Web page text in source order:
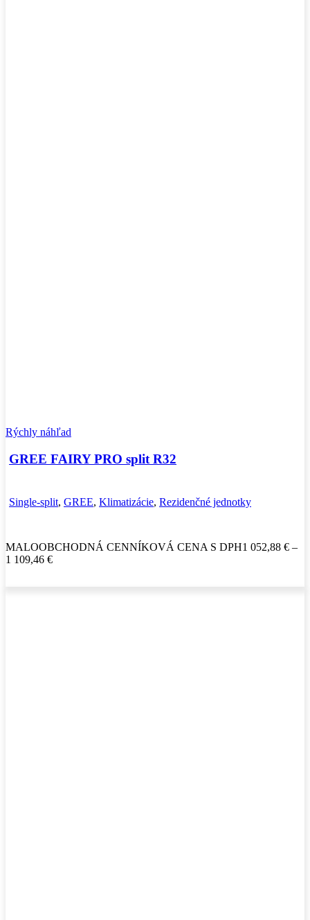
Rýchly náhľad
GREE FAIRY PRO split R32
Single-split, GREE, Klimatizácie, Rezidenčné jednotky
MALOOBCHODNÁ CENNÍKOVÁ CENA S DPH1 052,88 € –
1 109,46 €Price